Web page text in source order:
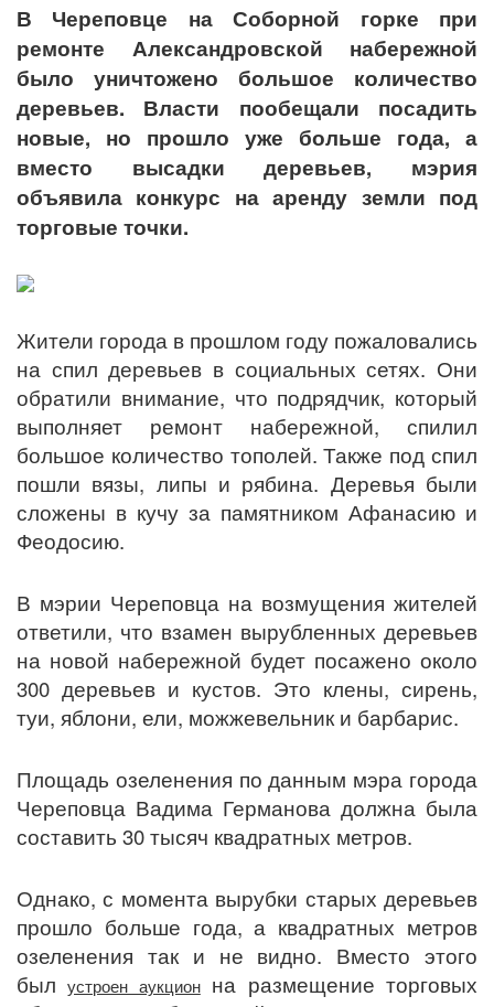
В Череповце на Соборной горке при
ремонте Александровской набережной
было уничтожено большое количество
деревьев. Власти пообещали посадить
новые, но прошло уже больше года, а
вместо высадки деревьев, мэрия
объявила конкурс на аренду земли под
торговые точки.
Жители города в прошлом году пожаловались
на спил деревьев в социальных сетях. Они
обратили внимание, что подрядчик, который
выполняет ремонт набережной, спилил
большое количество тополей. Также под спил
пошли вязы, липы и рябина. Деревья были
сложены в кучу за памятником Афанасию и
Феодосию.
В мэрии Череповца на возмущения жителей
ответили, что взамен вырубленных деревьев
на новой набережной будет посажено около
300 деревьев и кустов. Это клены, сирень,
туи, яблони, ели, можжевельник и барбарис.
Площадь озеленения по данным мэра города
Череповца Вадима Германова должна была
составить 30 тысяч квадратных метров.
Однако, с момента вырубки старых деревьев
прошло больше года, а квадратных метров
озеленения так и не видно. Вместо этого
былустроен аукционна размещение торговых